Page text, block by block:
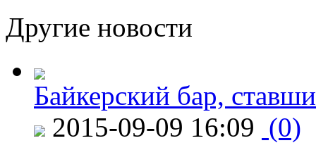
Другие новости
Байкерский бар,
2015-09-09 16:09 (0)